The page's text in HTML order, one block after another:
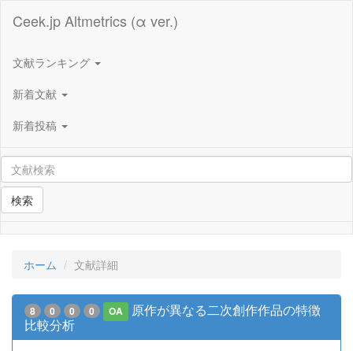
Ceek.jp Altmetrics (α ver.)
文献ランキング
新着文献
新着投稿
検索
ホーム 文献詳細
8 0 0 0 OA
原作が異なる二次創作作品の特徴
比較分析